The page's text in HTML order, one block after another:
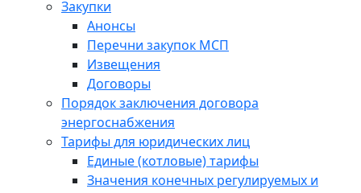
Закупки
Анонсы
Перечни закупок МСП
Извещения
Договоры
Порядок заключения договора
энергоснабжения
Тарифы для юридических лиц
Единые (котловые) тарифы
Значения конечных регулируемых и